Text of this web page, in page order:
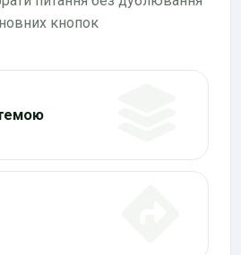
кнопок